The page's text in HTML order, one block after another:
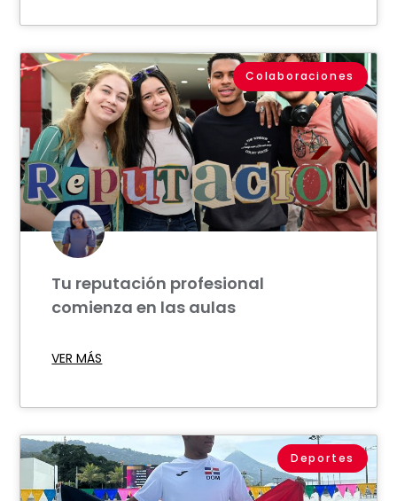
Colaboraciones
Tu reputación profesional
comienza en las aulas
VER MÁS
Deportes